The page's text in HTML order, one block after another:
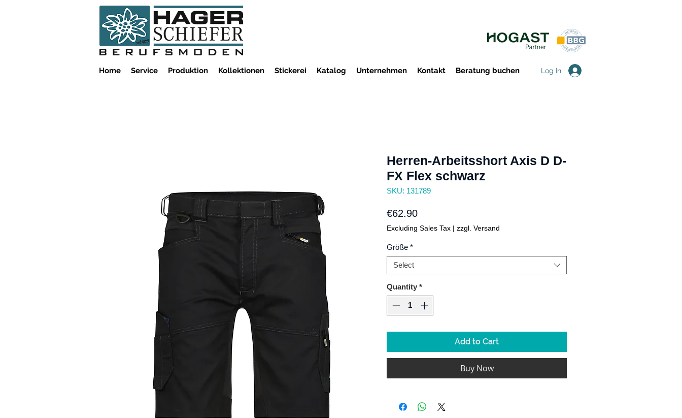
Log In
Home Service Produktion Kollektionen Stickerei Katalog Unternehmen Kontakt Beratung buchen
Herren-Arbeitsshort Axis D D-
FX Flex schwarz
SKU: 131789
€62.90Price
Excluding Sales Tax | zzgl. Versand
Größe *
Select
Quantity *
Add to Cart
Buy Now